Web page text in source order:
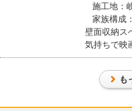
： 戸建住宅
、外構・エ
： 9,600,000円
岐阜県 各務原市
築年数
： 30年以上
： 2026年1月15日
施工地：
家族構成
壁面収納ス
気持ちで映
グを、広々
ームさせて
も